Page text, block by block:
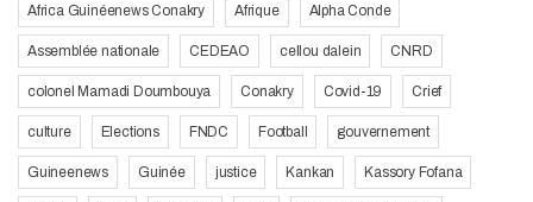
Africa Guinéenews Conakry Afrique Alpha Conde
Assemblée nationale CEDEAO cellou dalein CNRD
colonel Mamadi Doumbouya Conakry Covid-19 Crief
culture Elections FNDC Football gouvernement
Guineenews Guinée justice Kankan Kassory Fofana